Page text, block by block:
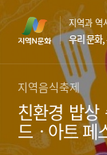
텐
영
가
단
역
기
지역과 역
우리 문화
지역음식축제
친환경 밥
드ㆍ아트 페